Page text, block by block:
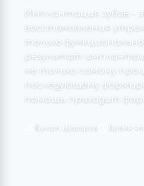
Имплантация зубов –
восстановления
только
результат
не только самому
последующему
помощь приходит
Булат Шакиров Время